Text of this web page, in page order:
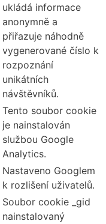
ukládá informace
anonymně a
přiřazuje náhodně
vygenerované číslo k
rozpoznání
unikátních
návštěvníků.
Tento soubor cookie
je nainstalován
službou Google
Analytics.
Nastaveno Googlem
k rozlišení uživatelů.
Soubor cookie _gid
nainstalovaný